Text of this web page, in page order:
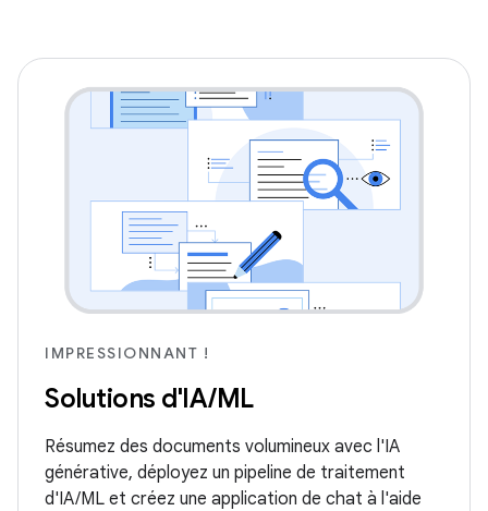
IMPRESSIONNANT !
Solutions d'IA/ML
Résumez des documents volumineux avec l'IA
générative, déployez un pipeline de traitement
d'IA/ML et créez une application de chat à l'aide